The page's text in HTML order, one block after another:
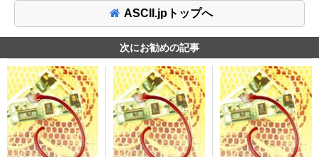
ASCII.jpトップへ
次にお勧めの記事